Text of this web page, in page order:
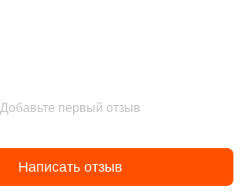
Добавьте первый отзыв
Написать отзыв